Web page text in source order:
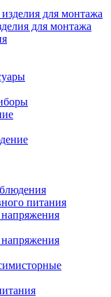
для монтажа
питания